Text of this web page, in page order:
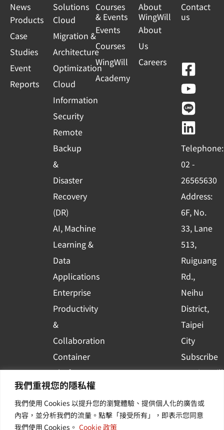
我們重視您的隱私權
我們使用 Cookies 以提升您的瀏覽體驗、提供個人化的廣告或
內容，並分析我們的流量。點擊「接受所有」，即表示您同意
我們使用 Cookies。 Cookie 政策
News
Products
Case
Studies
Event
Reports
Solutions
Cloud
Migration &
Architecture
Optimization
Cloud
Information
Security
Remote
Backup
&
Disaster
Recovery
(DR)
AI, Machine
Learning &
Data
Applications
Enterprise
Productivity
&
Collaboration
Container
Platform
Applications
Others /
Value-
Courses
& Events
Events
Courses
WingWill
Academy
About
WingWill
About
Us
Careers
Contact
us
F
a
c
e
b
o
o
k
-
s
q
u
a
r
e
Y
o
u
t
u
b
e
L
i
n
e
L
i
n
k
e
d
i
n
Telephone:
02 -
26565630
Address:
6F, No.
33, Lane
513,
Ruiguang
Rd.,
Neihu
District,
Taipei
City
Subscribe
to WingWill
the latest
event and